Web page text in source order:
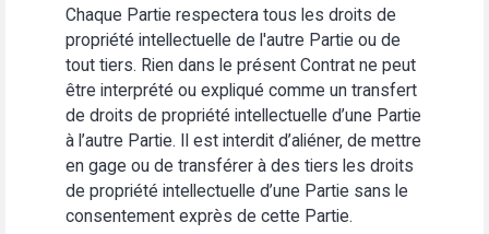
Chaque Partie respectera tous les droits de
propriété intellectuelle de l'autre Partie ou de
tout tiers. Rien dans le présent Contrat ne peut
être interprété ou expliqué comme un transfert
de droits de propriété intellectuelle d’une Partie
à l’autre Partie. Il est interdit d’aliéner, de mettre
en gage ou de transférer à des tiers les droits
de propriété intellectuelle d’une Partie sans le
consentement exprès de cette Partie.